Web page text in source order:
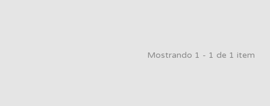
Mostrando 1 - 1 de 1 item